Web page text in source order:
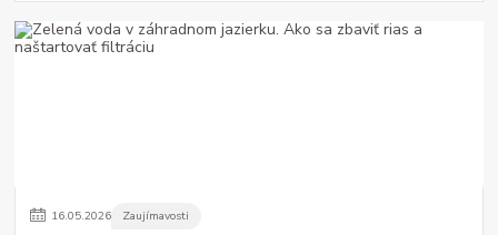
16.05.2026 Zaujímavosti